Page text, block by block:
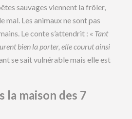
sauvages viennent la frôler,
mal. Les animaux ne sont pas
Le conte s’attendrit : « Tant
bien la porter, elle courut ainsi
se sait vulnérable mais elle est
la maison des 7